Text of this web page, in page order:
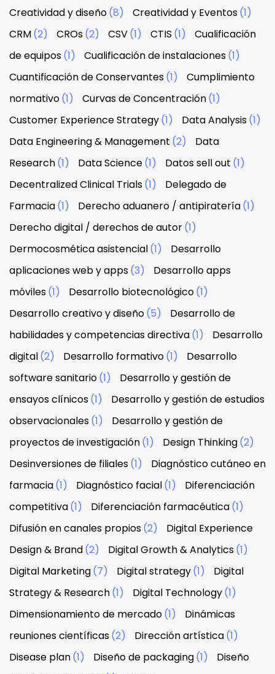
Creatividad y diseño(8) Creatividad y Eventos(1)
CRM(2) CROs(2) CSV(1) CTIS (1)
Cualificación
de equipos(1) Cualificación de instalaciones(1)
Cuantificación de Conservantes(1)
Cumplimiento
normativo(1) Curvas de Concentración(1)
Customer Experience Strategy(1) Data Analysis(1)
Data Engineering & Management (2)
Data
Research(1) Data Science(1) Datos sell out (1)
Decentralized Clinical Trials(1)
Delegado de
Farmacia(1) Derecho aduanero / antipiratería(1)
Derecho digital / derechos de autor(1)
Dermocosmética asistencial(1)
Desarrollo
aplicaciones web y apps(3)
Desarrollo apps
móviles(1) Desarrollo biotecnológico(1)
Desarrollo creativo y diseño(5)
Desarrollo de
habilidades y competencias directiva(1)
Desarrollo
digital(2) Desarrollo formativo(1)
Desarrollo
software sanitario(1)
Desarrollo y gestión de
ensayos clínicos(1)
Desarrollo y gestión de estudios
observacionales(1)
Desarrollo y gestión de
proyectos de investigación(1) Design Thinking(2)
Desinversiones de filiales(1)
Diagnóstico cutáneo en
farmacia(1) Diagnóstico facial(1)
Diferenciación
competitiva(1) Diferenciación farmacéutica(1)
Difusión en canales propios(2)
Digital Experience
Design & Brand(2) Digital Growth & Analytics(1)
Digital Marketing(7) Digital strategy(1)
Digital
Strategy & Research(1) Digital Technology(1)
Dimensionamiento de mercado(1)
Dinámicas
reuniones científicas(2) Dirección artística(1)
Disease plan(1) Diseño de packaging(1)
Diseño